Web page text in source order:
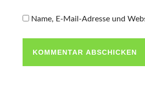
Name, E-Mail-Adresse und